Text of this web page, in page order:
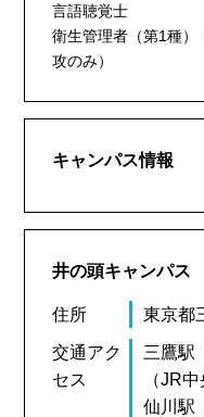
言語聴覚士
衛生管理者（第1種）
攻のみ）
キャンパス情報
井の頭キャンパス
住所 東京都
交通アク
セス
三鷹駅
（JR
仙川駅